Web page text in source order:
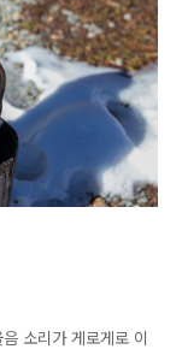
소리가 게로게로 이